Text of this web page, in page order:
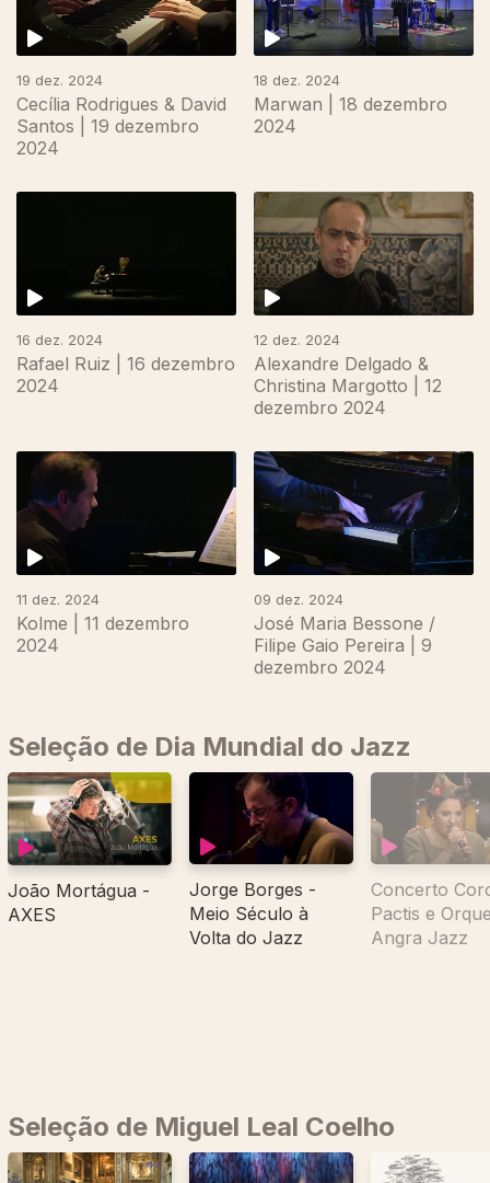
19 dez. 2024
Cecília Rodrigues & David
Santos | 19 dezembro
2024
18 dez. 2024
Marwan | 18 dezembro
2024
16 dez. 2024
Rafael Ruiz | 16 dezembro
2024
12 dez. 2024
Alexandre Delgado &
Christina Margotto | 12
dezembro 2024
11 dez. 2024
Kolme | 11 dezembro
2024
09 dez. 2024
José Maria Bessone /
Filipe Gaio Pereira | 9
dezembro 2024
818915
Seleção de Dia Mundial do Jazz
João Mortágua -
AXES
Jorge Borges -
Meio Século à
Volta do Jazz
Concerto
Pactis e
Angra Jazz
Seleção de Miguel Leal Coelho